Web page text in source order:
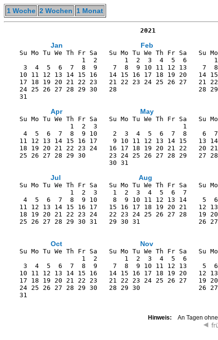
1 Woche 2 Wochen 1 Monat
                                   2021
Jan Feb
Su Mo Tu We Th Fr Sa   Su Mo Tu We Th Fr Sa   Su
1  2       1  2  3  4  5  6
3  4  5  6  7  8  9    7  8  9 10 11 12 13    7
10 11 12 13 14 15 16   14 15 16 17 18 19 20   14
17 18 19 20 21 22 23   21 22 23 24 25 26 27   21
24 25 26 27 28 29 30   28
Apr May
Su Mo Tu We Th Fr Sa   Su Mo Tu We Th Fr Sa   Su
1  2  3                      1
4  5  6  7  8  9 10    2  3  4  5  6  7  8    6
11 12 13 14 15 16 17    9 10 11 12 13 14 15   13
18 19 20 21 22 23 24   16 17 18 19 20 21 22   20
25 26 27 28 29 30      23 24 25 26 27 28 29
Jul Aug
Su Mo Tu We Th Fr Sa   Su Mo Tu We Th Fr Sa   Su
1  2  3    1  2  3  4  5  6  7
4  5  6  7  8  9 10    8  9 10 11 12 13 14    5
11 12 13 14 15 16 17   15 16 17 18 19 20 21   12
18 19 20 21 22 23 24   22 23 24 25 26 27 28   19
25 26 27 28 29 30 31   29 30 31
Oct Nov
Su Mo Tu We Th Fr Sa   Su Mo Tu We Th Fr Sa   Su
1  2       1  2  3  4  5  6
3  4  5  6  7  8  9    7  8  9 10 11 12 13    5
10 11 12 13 14 15 16   14 15 16 17 18 19 20   12
17 18 19 20 21 22 23   21 22 23 24 25 26 27   19
24 25 26 27 28 29 30   28 29 30               26
Hinweis: An Tagen